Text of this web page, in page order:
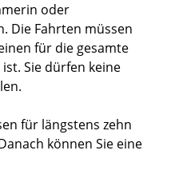
oder
Die Fahrten müssen
für die gesamte
Sie dürfen keine
für längstens zehn
können Sie eine